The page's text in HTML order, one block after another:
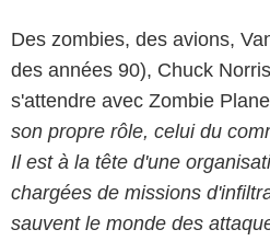
Des zombies, des avions,
des années 90), Chuck
s'attendre avec Zombie
son propre rôle, celui du
Il est à la tête d'une
chargées de missions
sauvent le monde des